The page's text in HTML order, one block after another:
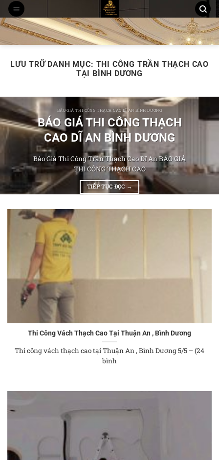
Chuyển
đến
nội
dung
THI CÔNG TRẦN THẠCH CAO
MẪU TRẦN THẠCH CAO
THI CÔNG TẤM ỐP PVC NANO, LAM SÓNG
LƯU TRỮ DANH MỤC: THI CÔNG TRẦN THẠCH CAO
TẠI BÌNH DƯƠNG
BÁO GIÁ THI CÔNG THẠCH CAO DĨ AN BÌNH DƯƠNG
BÁO GIÁ THI CÔNG THẠCH
CAO DĨ AN BÌNH DƯƠNG
Báo Giá Thi Công Trần Thạch Cao Dĩ An BÁO GIÁ
THI CÔNG THẠCH CAO
TIẾP TỤC ĐỌC →
Thi Công Vách Thạch Cao Tại Thuận An , Bình Dương
Thi công vách thạch cao tại Thuận An , Bình Dương 5/5 – (24
bình